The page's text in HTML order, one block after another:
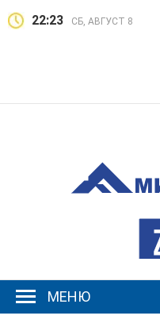
22:23 СБ, АВГУСТ 8
МЕНЮ